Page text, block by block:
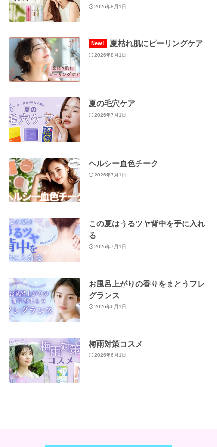
2026年8月1日
夏枯れ肌にピーリングケア
2026年8月1日
夏の毛穴ケア
2026年7月1日
ヘルシー血色チーク
2026年7月1日
この夏はうるツヤ背中を手に入れ
る
2026年7月1日
お風呂上がりの香りをまとうフレ
グランス
2026年6月1日
梅雨対策コスメ
2026年6月1日